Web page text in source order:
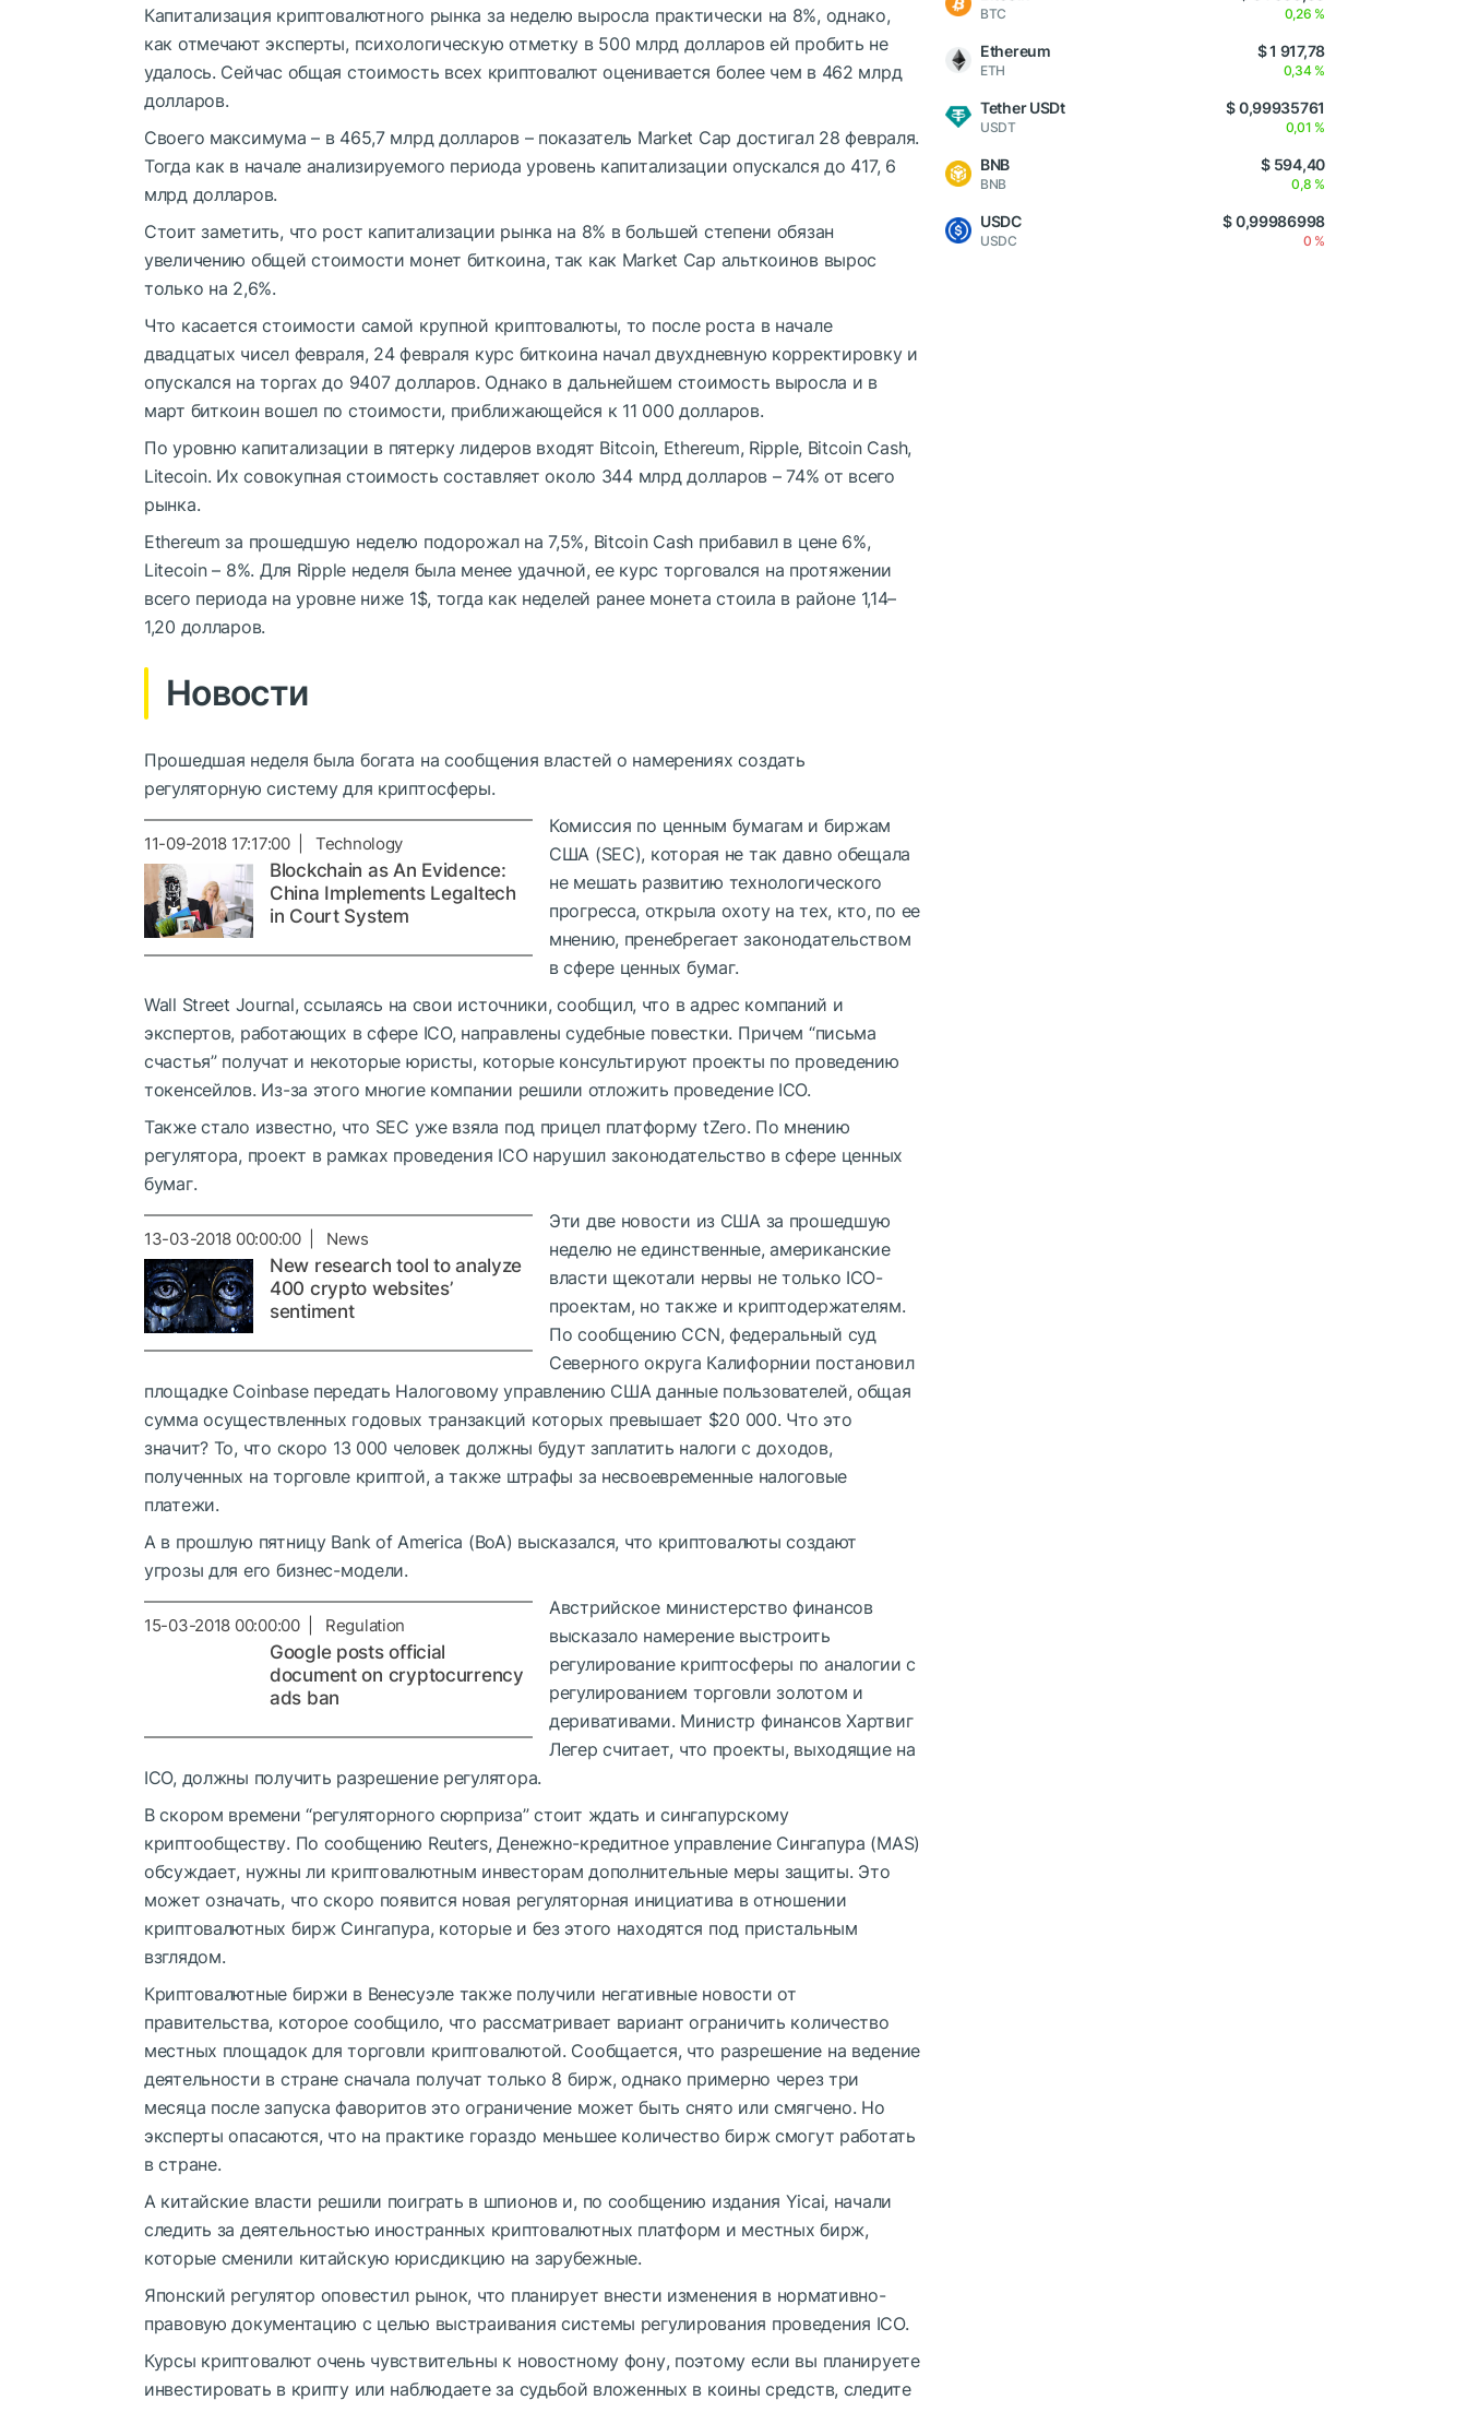
Капитализация криптовалютного рынка за неделю выросла практически на 8%, однако,
как отмечают эксперты, психологическую отметку в 500 млрд долларов ей пробить не
удалось. Сейчас общая стоимость всех криптовалют оценивается более чем в 462 млрд
долларов.
Своего максимума – в 465,7 млрд долларов – показатель Market Cap достигал 28 февраля.
Тогда как в начале анализируемого периода уровень капитализации опускался до 417, 6
млрд долларов.
Стоит заметить, что рост капитализации рынка на 8% в большей степени обязан
увеличению общей стоимости монет биткоина, так как Market Cap альткоинов вырос
только на 2,6%.
Что касается стоимости самой крупной криптовалюты, то после роста в начале
двадцатых чисел февраля, 24 февраля курс биткоина начал двухдневную корректировку и
опускался на торгах до 9407 долларов. Однако в дальнейшем стоимость выросла и в
март биткоин вошел по стоимости, приближающейся к 11 000 долларов.
По уровню капитализации в пятерку лидеров входят Bitcoin, Ethereum, Ripple, Bitcoin Cash,
Litecoin. Их совокупная стоимость составляет около 344 млрд долларов – 74% от всего
рынка.
Ethereum за прошедшую неделю подорожал на 7,5%, Bitcoin Cash прибавил в цене 6%,
Litecoin – 8%. Для Ripple неделя была менее удачной, ее курс торговался на протяжении
всего периода на уровне ниже 1$, тогда как неделей ранее монета стоила в районе 1,14–
1,20 долларов.
Новости
Прошедшая неделя была богата на сообщения властей о намерениях создать
регуляторную систему для криптосферы.
11-09-2018 17:17:00 | Technology
Blockchain as An Evidence:
China Implements Legaltech
in Court System
Комиссия по ценным бумагам и биржам
США (SEC), которая не так давно обещала
не мешать развитию технологического
прогресса, открыла охоту на тех, кто, по ее
мнению, пренебрегает законодательством
в сфере ценных бумаг.
Wall Street Journal, ссылаясь на свои источники, сообщил, что в адрес компаний и
экспертов, работающих в сфере ICO, направлены судебные повестки. Причем “письма
счастья” получат и некоторые юристы, которые консультируют проекты по проведению
токенсейлов. Из-за этого многие компании решили отложить проведение ICO.
Также стало известно, что SEC уже взяла под прицел платформу tZero. По мнению
регулятора, проект в рамках проведения ICO нарушил законодательство в сфере ценных
бумаг.
13-03-2018 00:00:00 | News
New research tool to analyze
400 crypto websites’
sentiment
Эти две новости из США за прошедшую
неделю не единственные, американские
власти щекотали нервы не только ICO-
проектам, но также и криптодержателям.
По сообщению CCN, федеральный суд
Северного округа Калифорнии постановил
площадке Coinbase передать Налоговому управлению США данные пользователей, общая
сумма осуществленных годовых транзакций которых превышает $20 000. Что это
значит? То, что скоро 13 000 человек должны будут заплатить налоги с доходов,
полученных на торговле криптой, а также штрафы за несвоевременные налоговые
платежи.
А в прошлую пятницу Bank of America (BoA) высказался, что криптовалюты создают
угрозы для его бизнес-модели.
15-03-2018 00:00:00 | Regulation
Google posts official
document on cryptocurrency
ads ban
Австрийское министерство финансов
высказало намерение выстроить
регулирование криптосферы по аналогии с
регулированием торговли золотом и
деривативами. Министр финансов Хартвиг
Легер считает, что проекты, выходящие на
ICO, должны получить разрешение регулятора.
В скором времени “регуляторного сюрприза” стоит ждать и сингапурскому
криптообществу. По сообщению Reuters, Денежно-кредитное управление Сингапура (MAS)
обсуждает, нужны ли криптовалютным инвесторам дополнительные меры защиты. Это
может означать, что скоро появится новая регуляторная инициатива в отношении
криптовалютных бирж Сингапура, которые и без этого находятся под пристальным
взглядом.
Криптовалютные биржи в Венесуэле также получили негативные новости от
правительства, которое сообщило, что рассматривает вариант ограничить количество
местных площадок для торговли криптовалютой. Сообщается, что разрешение на ведение
деятельности в стране сначала получат только 8 бирж, однако примерно через три
месяца после запуска фаворитов это ограничение может быть снято или смягчено. Но
эксперты опасаются, что на практике гораздо меньшее количество бирж смогут работать
в стране.
А китайские власти решили поиграть в шпионов и, по сообщению издания Yicai, начали
следить за деятельностью иностранных криптовалютных платформ и местных бирж,
которые сменили китайскую юрисдикцию на зарубежные.
Японский регулятор оповестил рынок, что планирует внести изменения в нормативно-
правовую документацию с целью выстраивания системы регулирования проведения ICO.
Курсы криптовалют очень чувствительны к новостному фону, поэтому если вы планируете
инвестировать в крипту или наблюдаете за судьбой вложенных в коины средств, следите
BTC 0,26 %
Ethereum
ETH
$ 1 917,78
0,34 %
Tether USDt
USDT
$ 0,99935761
0,01 %
BNB
BNB
$ 594,40
0,8 %
USDC
USDC
$ 0,99986998
0 %